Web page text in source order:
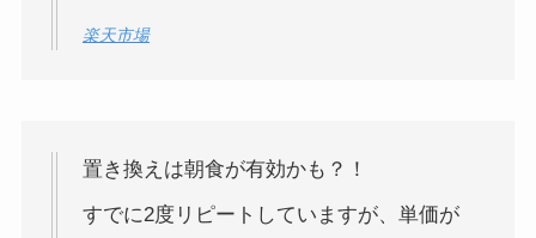
楽天市場
置き換えは朝食が有効かも？！
すでに2度リピートしていますが、単価が